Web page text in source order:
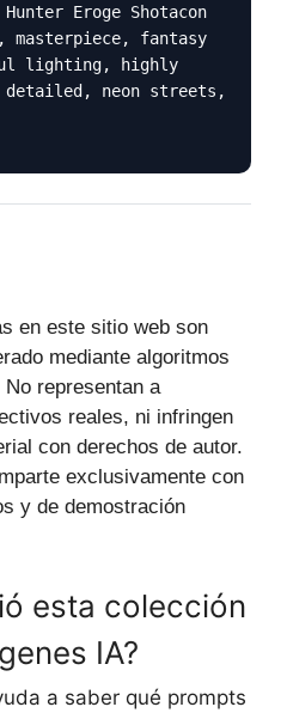
Eroge Shotacon
masterpiece, fantasy
lighting, highly
neon streets,
en este sitio web son
mediante algoritmos
representan a
reales, ni infringen
con derechos de autor.
exclusivamente con
y de demostración
esta colección
IA?
a saber qué prompts